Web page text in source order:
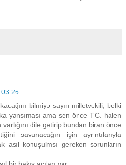
bilmiyo sayın milletvekili, belki
yansıması ama sen önce T.C. halen
varlığını dile getirip bundan biran önce
savunacağın işin ayrıntılarıyla
asıl konuşulmsı gereken sorunların
bir bakış açıları var